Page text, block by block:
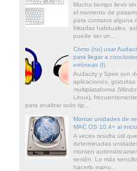
Mucho tiempo llevo
el momento de
para contaros alguna
frikadas habituales,
puede ser un...
Cómo (no) usar
para llegar a
erróneas (I)
Audacity y Spek son
aplicaciones, gratuitas
multiplataforma
Linux),
para analizar todo tip...
Montar unidades de
MAC OS 10.4+ al inicio
A veces resulta útil que
determinadas
monten
sesión. Lo más
hacerlo manu...